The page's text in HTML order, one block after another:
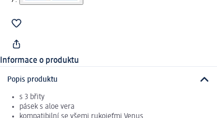
Informace o produktu
Popis produktu
s 3 břity
pásek s aloe vera